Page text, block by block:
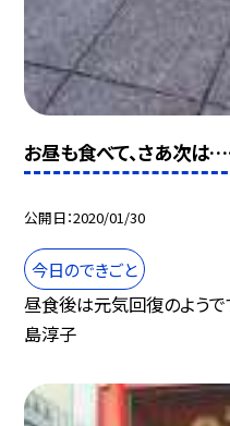
お昼も食べて、さあ次は
公開日 2020/01/30
今日のできごと
昼食後は元気回復のようで
島淳子